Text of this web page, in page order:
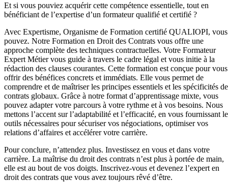
Et si vous pouviez acquérir cette compétence essentielle, tout en
bénéficiant de l’expertise d’un formateur qualifié et certifié ?
Avec Expertisme, Organisme de Formation certifié QUALIOPI, vous
pouvez. Notre Formation en Droit des Contrats vous offre une
approche complète des techniques contractuelles. Votre Formateur
Expert Métier vous guide à travers le cadre légal et vous initie à la
rédaction des clauses courantes. Cette formation est conçue pour vous
offrir des bénéfices concrets et immédiats. Elle vous permet de
comprendre et de maîtriser les principes essentiels et les spécificités
contrats globaux. Grâce à notre format d’apprentissage mixte, vous
pouvez adapter votre parcours à votre rythme et à vos besoins. Nous
mettons l’accent sur l’adaptabilité et l’efficacité, en vous fournissant
outils nécessaires pour sécuriser vos négociations, optimiser vos
relations d’affaires et accélérer votre carrière.
Pour conclure, n’attendez plus. Investissez en vous et dans votre
carrière. La maîtrise du droit des contrats n’est plus à portée de main,
elle est au bout de vos doigts. Inscrivez-vous et devenez l’expert en
droit des contrats que vous avez toujours rêvé d’être.